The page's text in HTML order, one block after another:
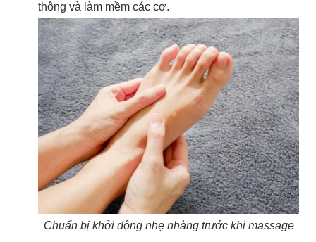
thông và làm mềm các cơ.
Chuẩn bị khởi động nhẹ nhàng trước khi massage